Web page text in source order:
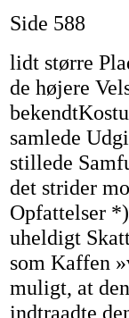
Side 588
lidt større
de højere
samlede
stillede
det strider
Opfattelser
uheldigt
som Kaffen
muligt, at
indtraadte